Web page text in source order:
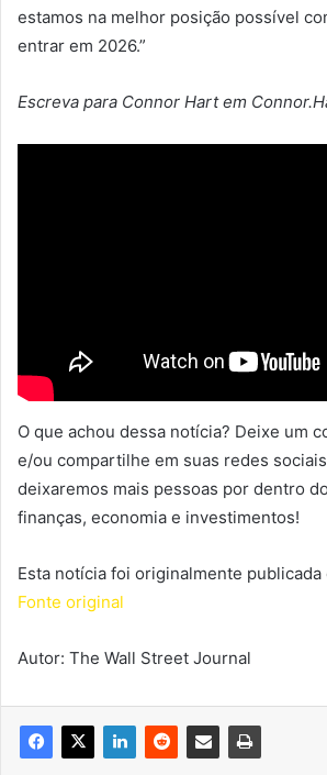
estamos na melhor posição possível
entrar em 2026.”
Escreva para Connor Hart em
O que achou dessa notícia? Deixe um
e/ou compartilhe em suas redes
deixaremos mais pessoas por dentro
finanças, economia e investimentos!
Esta notícia foi originalmente publicada
Fonte original
Autor: The Wall Street Journal